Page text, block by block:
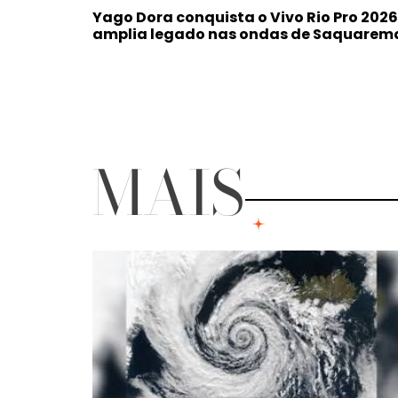
Yago Dora conquista o Vivo Rio Pro
amplia legado nas ondas de
MAIS